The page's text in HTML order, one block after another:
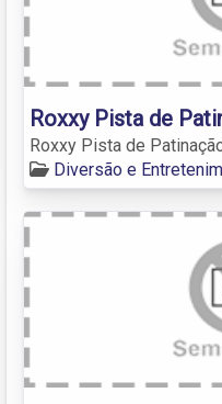
Roxxy Pista de
Roxxy Pista de
Diversão e